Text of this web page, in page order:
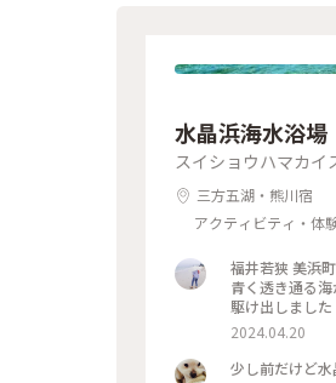
水晶浜海水浴場
スイショウハマカイ
三方五湖・熊川宿
アクティビティ・体
福井若狭 美浜
青く透き通る
駆け出しまし
砂ビーチ #春色
2024.04.20